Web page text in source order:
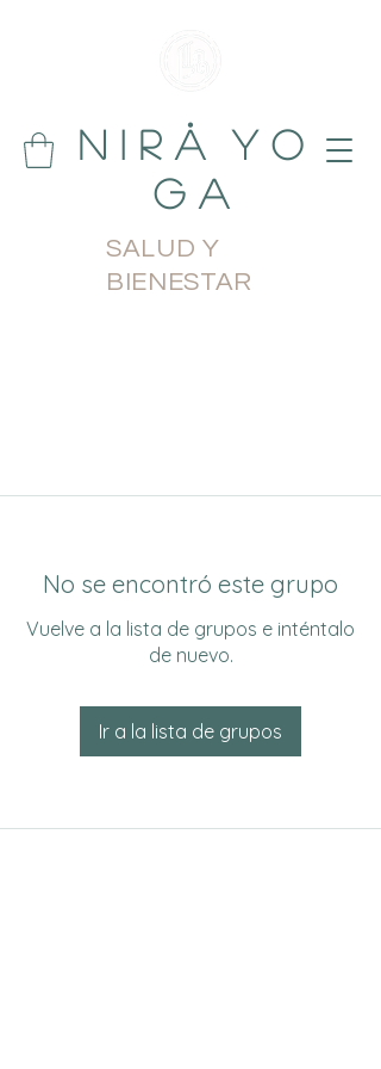
N i r å Y o
g a
SALUD Y
BIENESTAR
No se encontró este grupo
Vuelve a la lista de grupos e inténtalo
de nuevo.
Ir a la lista de grupos